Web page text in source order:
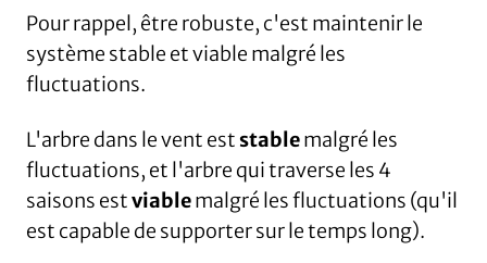
Pour rappel, être robuste, c'est maintenir le
système stable et viable malgré les
fluctuations.
L'arbre dans le vent eststablemalgré les
fluctuations, et l'arbre qui traverse les 4
saisons estviablemalgré les fluctuations (qu'il
est capable de supporter sur le temps long).